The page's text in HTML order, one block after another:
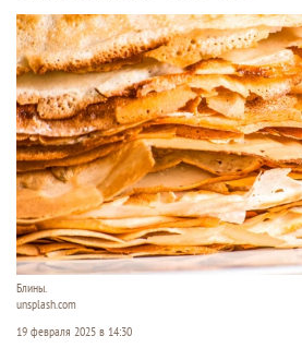
Блины.
unsplash.com
19 февраля 2025 в 14:30